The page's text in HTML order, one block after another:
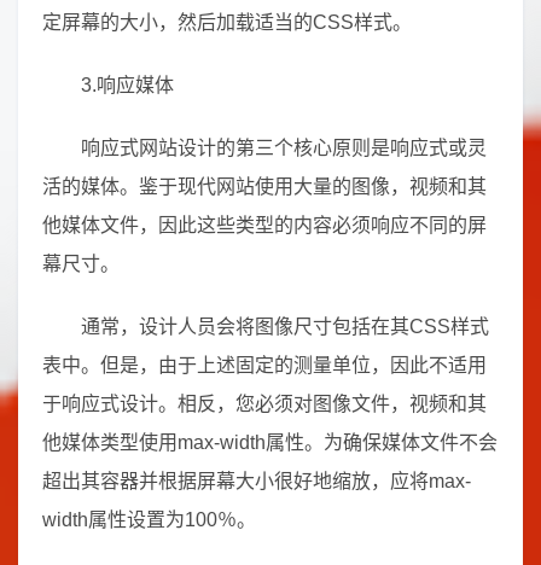
定屏幕的大小，然后加载适当的CSS样式。
3.响应媒体
响应式网站设计的第三个核心原则是响应式或灵
活的媒体。鉴于现代网站使用大量的图像，视频和其
他媒体文件，因此这些类型的内容必须响应不同的屏
幕尺寸。
通常，设计人员会将图像尺寸包括在其CSS样式
表中。但是，由于上述固定的测量单位，因此不适用
于响应式设计。相反，您必须对图像文件，视频和其
他媒体类型使用max-width属性。为确保媒体文件不会
超出其容器并根据屏幕大小很好地缩放，应将max-
width属性设置为100％。